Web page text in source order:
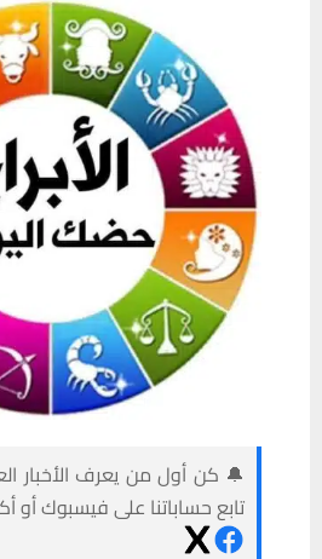
🔔 كن أول من يعرف الأخبار
تابع حساباتنا على فيسبوك أو